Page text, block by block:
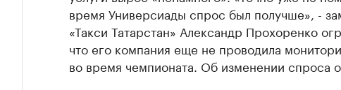
время Универсиады спрос был получше», -
«Такси Татарстан» Александр Прохоренко
что его компания еще не проводила
во время чемпионата. Об изменении спроса